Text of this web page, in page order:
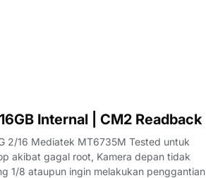
2GB RAM 16GB Internal | CM2 Readback
2/16 Mediatek MT6735M Tested untuk
akibat gagal root, Kamera depan tidak
1/8 ataupun ingin melakukan penggantian